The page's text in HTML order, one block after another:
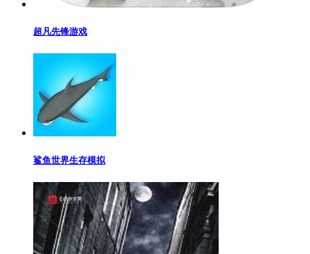
超凡先锋游戏
鲨鱼世界生存模拟